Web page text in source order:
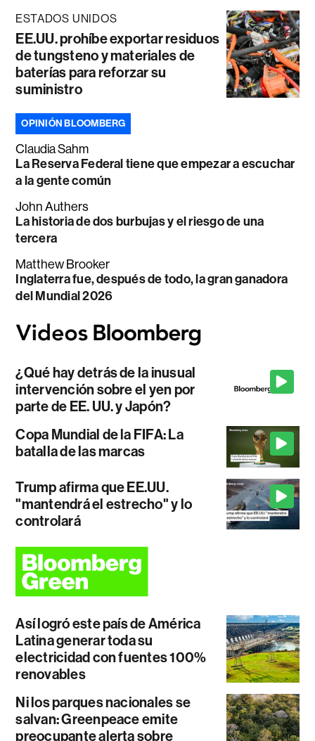
ESTADOS UNIDOS
EE.UU. prohíbe exportar residuos
de tungsteno y materiales de
baterías para reforzar su
suministro
OPINIÓN BLOOMBERG
Claudia Sahm
La Reserva Federal tiene que empezar a escuchar
a la gente común
John Authers
La historia de dos burbujas y el riesgo de una
tercera
Matthew Brooker
Inglaterra fue, después de todo, la gran ganadora
del Mundial 2026
¿Qué hay detrás de la inusual
intervención sobre el yen por
parte de EE. UU. y Japón?
Copa Mundial de la FIFA: La
batalla de las marcas
Trump afirma que EE.UU.
"mantendrá el estrecho" y lo
controlará
Así logró este país de América
Latina generar toda su
electricidad con fuentes 100%
renovables
Ni los parques nacionales se
salvan: Greenpeace emite
preocupante alerta sobre